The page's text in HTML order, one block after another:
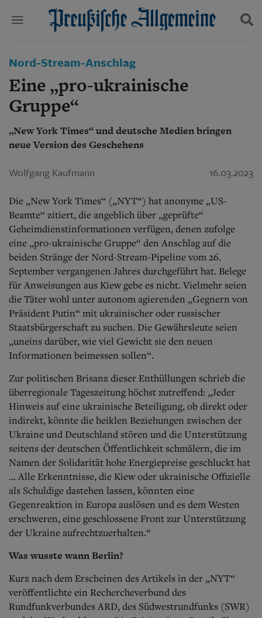
Start
Wer wir sind
Aktuelle Ausgabe
Abonnenten-Login
Abonnent werden
Abo Prämien
Archiv
Mediadaten
Politik
Kultur
Wirtschaft
Leben
Geschichte
Ostpreußen
Berlin-Brandenburg
Danzig und Westpreußen
Bücher
Kontakt
Impressum
Datenschutz
Suchen und finden
Nord-Stream-Anschlag
Eine „pro-ukrainische
Gruppe“
„New York Times“ und deutsche Medien bringen
neue Version des Geschehens
Wolfgang Kaufmann 16.03.2023
Die „New York Times“ („NYT“) hat anonyme „US-
Beamte“ zitiert, die angeblich über „geprüfte“
Geheimdienstinformationen verfügen, denen zufolge
eine „pro-ukrainische Gruppe“ den Anschlag auf die
beiden Stränge der Nord-Stream-Pipeline vom 26.
September vergangenen Jahres durchgeführt hat. Belege
für Anweisungen aus Kiew gebe es nicht. Vielmehr seien
die Täter wohl unter autonom agierenden „Gegnern von
Präsident Putin“ mit ukrainischer oder russischer
Staatsbürgerschaft zu suchen. Die Gewährsleute seien
„uneins darüber, wie viel Gewicht sie den neuen
Informationen beimessen sollen“.
Zur politischen Brisanz dieser Enthüllungen schrieb die
überregionale Tageszeitung höchst zutreffend: „Jeder
Hinweis auf eine ukrainische Beteiligung, ob direkt oder
indirekt, könnte die heiklen Beziehungen zwischen der
Ukraine und Deutschland stören und die Unterstützung
seitens der deutschen Öffentlichkeit schmälern, die im
Namen der Solidarität hohe Energiepreise geschluckt hat
... Alle Erkenntnisse, die Kiew oder ukrainische Offizielle
als Schuldige dastehen lassen, könnten eine
Gegenreaktion in Europa auslösen und es dem Westen
erschweren, eine geschlossene Front zur Unterstützung
der Ukraine aufrechtzuerhalten.“
Was wusste wann Berlin?
Kurz nach dem Erscheinen des Artikels in der „NYT“
veröffentlichte ein Rechercheverbund des
Rundfunkverbundes ARD, des Südwestrundfunks (SWR)